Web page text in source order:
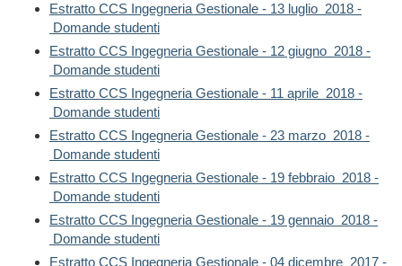
Estratto CCS Ingegneria Gestionale - 13 luglio 2018 -
Domande studenti
Estratto CCS Ingegneria Gestionale - 12 giugno 2018 -
Domande studenti
Estratto CCS Ingegneria Gestionale - 11 aprile 2018 -
Domande studenti
Estratto CCS Ingegneria Gestionale - 23 marzo 2018 -
Domande studenti
Estratto CCS Ingegneria Gestionale - 19 febbraio 2018 -
Domande studenti
Estratto CCS Ingegneria Gestionale - 19 gennaio 2018 -
Domande studenti
Estratto CCS Ingegneria Gestionale - 04 dicembre 2017 -